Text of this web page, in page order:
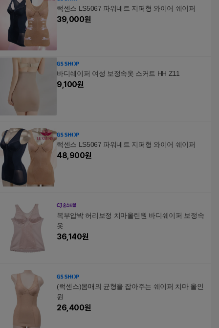
럭센스 LS5067 파워네트 지퍼형 와이어 쉐이퍼
39,000원
바디쉐이퍼 여성 보정속옷 스커트 HH Z11
9,100원
럭센스 LS5067 파워네트 지퍼형 와이어 쉐이퍼
48,900원
복부압박 허리보정 치마올린원 바디쉐이퍼 보정속
옷
36,140원
(럭센스)몸매의 균형을 잡아주는 쉐이퍼 치마 올인
원
26,400원